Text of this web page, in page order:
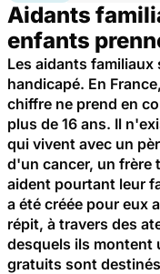
Aidants
enfants
Les aidants
handicapé. En
chiffre ne prend en
plus de 16 ans. Il
qui vivent avec un
d'un cancer, un frère
aident pourtant leur
a été créée pour eux
répit, à travers des
desquels ils montent
gratuits sont